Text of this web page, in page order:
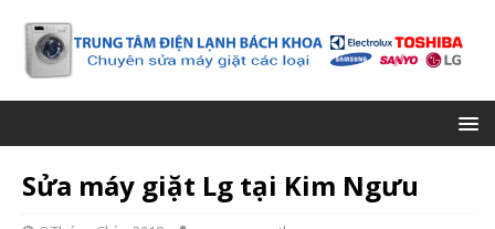
Sửa máy giặt Lg tại Kim Ngưu